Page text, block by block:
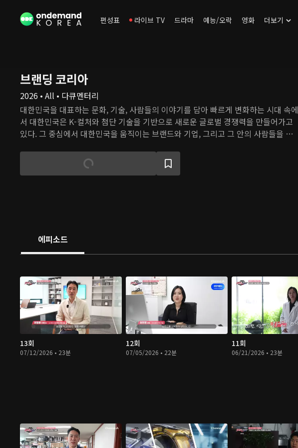
편성표 라이브 TV 드라마 예능/오락 영화 더보기
브랜딩 코리아
2026 • All • 다큐멘터리
대한민국을 대표하는 문화, 기술, 사람들의 이야기를 담아 빠르게 변화하는 시대 속에
서 대한민국은 K-컬처와 첨단 기술을 기반으로 새로운 글로벌 경쟁력을 만들어가고
있다. 그 중심에서 대한민국을 움직이는 브랜드와 기업, 그리고 그 안의 사람들을 조
에피소드
13회
07/12/2026 • 23분
12회
07/05/2026 • 22분
11회
06/21/2026 • 23분